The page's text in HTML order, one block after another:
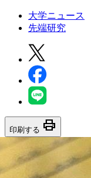
大学ニュース
先端研究
印刷する print